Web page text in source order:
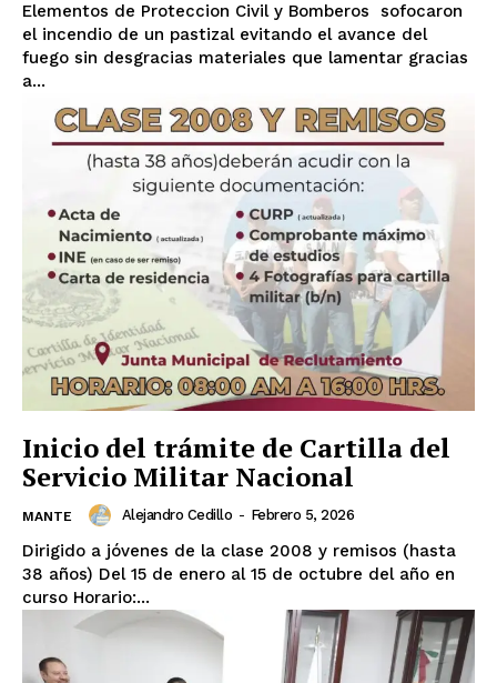
Elementos de Proteccion Civil y Bomberos sofocaron
el incendio de un pastizal evitando el avance del
fuego sin desgracias materiales que lamentar gracias
a...
Inicio del trámite de Cartilla del
Servicio Militar Nacional
MANTE Alejandro Cedillo - Febrero 5, 2026
Dirigido a jóvenes de la clase 2008 y remisos (hasta
38 años) Del 15 de enero al 15 de octubre del año en
curso Horario:...